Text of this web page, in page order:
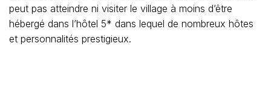
peut pas atteindre ni visiter le village à moins d’être
hébergé dans l’hôtel 5* dans lequel de nombreux hôtes
et personnalités prestigieux.